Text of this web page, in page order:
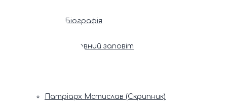
Біографія
Духовний заповіт
Патріарх Мстислав (Скрипник)